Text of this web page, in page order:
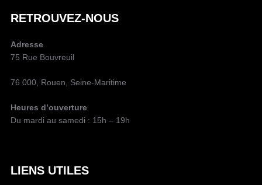
E
A
P
B
I
C
I
O
RETROUVEZ-NOUS
Adresse
75 Rue Bouvreuil
76 000, Rouen, Seine-Maritime
Heures d’ouverture
Du mardi au samedi : 15h – 19h
LIENS UTILES